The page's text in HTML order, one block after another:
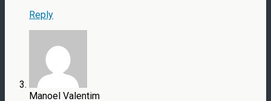
Reply
Manoel Valentim